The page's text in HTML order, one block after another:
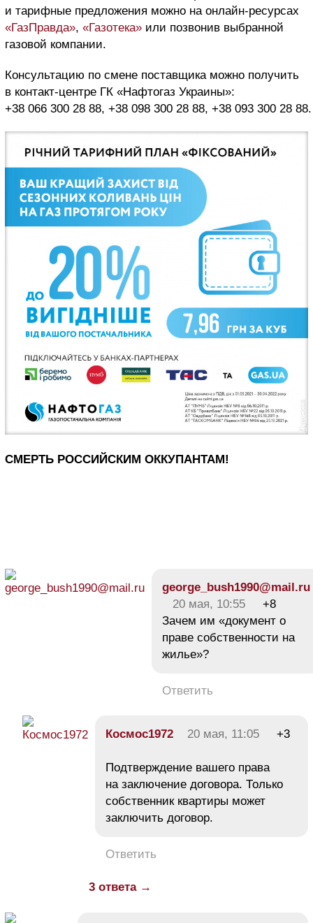
и тарифные предложения можно на онлайн-ресурсах
«ГазПравда», «Газотека» или позвонив выбранной
газовой компании.
Консультацию по смене поставщика можно получить
в контакт-центре ГК «Нафтогаз Украины»:
+38 066 300 28 88, +38 098 300 28 88, +38 093 300 28 88.
СМЕРТЬ РОССИЙСКИМ ОККУПАНТАМ!
george_bush1990@mail.ru
20 мая, 10:55
+8
Зачем им «документ о
праве собственности на
жилье»?
Ответить
Космос1972 20 мая, 11:05 +3
Подтверждение вашего права
на заключение договора. Только
собственник квартиры может
заключить договор.
Ответить
3 ответа →